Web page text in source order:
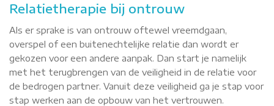
Relatietherapie bij ontrouw
Als er sprake is van ontrouw oftewel vreemdgaan,
overspel of een buitenechtelijke relatie dan wordt er
gekozen voor een andere aanpak. Dan start je namelijk
met het terugbrengen van de veiligheid in de relatie voor
de bedrogen partner. Vanuit deze veiligheid ga je stap voor
stap werken aan de opbouw van het vertrouwen.